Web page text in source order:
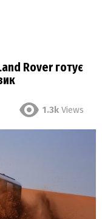
Rover готує
1.3k Views